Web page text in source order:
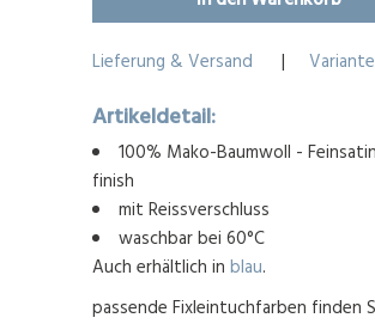
Lieferung & Versand |
Artikeldetail:
100% Mako-Baumwoll -
finish
mit Reissverschluss
waschbar bei 60°C
Auch erhältlich inblau.
passende Fixleintuchfarben finden